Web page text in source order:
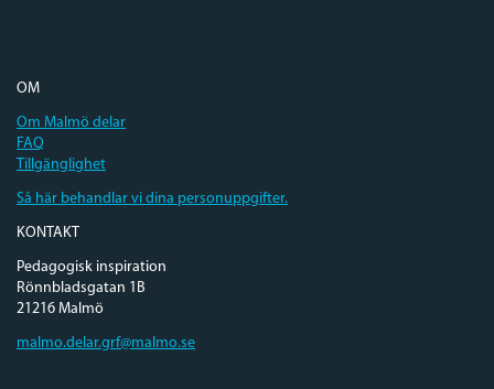
OM
Om Malmö delar
FAQ
Tillgänglighet
Så här behandlar vi dina personuppgifter.
KONTAKT
Pedagogisk inspiration
Rönnbladsgatan 1B
21216 Malmö
malmo.delar.grf@malmo.se